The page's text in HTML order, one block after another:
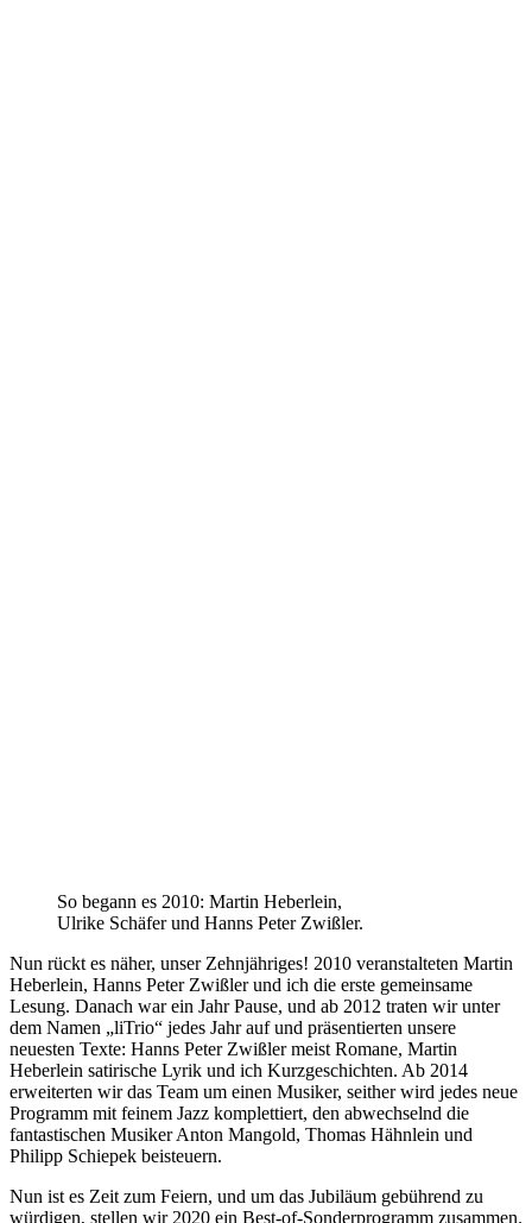
So begann es 2010: Martin Heberlein,
Ulrike Schäfer und Hanns Peter Zwißler.
Nun rückt es näher, unser Zehnjähriges! 2010 veranstalteten Martin
Heberlein, Hanns Peter Zwißler und ich die erste gemeinsame
Lesung. Danach war ein Jahr Pause, und ab 2012 traten wir unter
dem Namen „liTrio“ jedes Jahr auf und präsentierten unsere
neuesten Texte: Hanns Peter Zwißler meist Romane, Martin
Heberlein satirische Lyrik und ich Kurzgeschichten. Ab 2014
erweiterten wir das Team um einen Musiker, seither wird jedes neue
Programm mit feinem Jazz komplettiert, den abwechselnd die
fantastischen Musiker Anton Mangold, Thomas Hähnlein und
Philipp Schiepek beisteuern.
Nun ist es Zeit zum Feiern, und um das Jubiläum gebührend zu
würdigen, stellen wir 2020 ein Best-of-Sonderprogramm zusammen.